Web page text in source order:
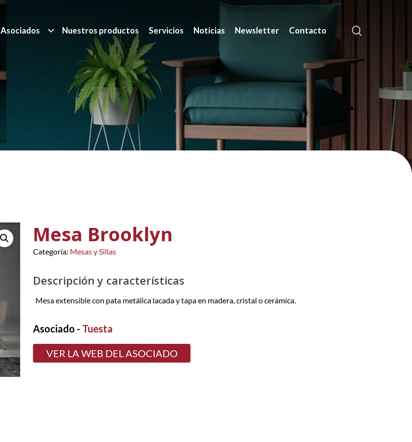
Asociados Nuestros productos Servicios Noticias Newsletter Contacto
Mesa Brooklyn
Categoría: Mesas y Sillas
Descripción y características
Mesa extensible con pata metálica lacada y tapa en madera, cristal o cerámica.
Asociado - Tuesta
VER LA WEB DEL ASOCIADO